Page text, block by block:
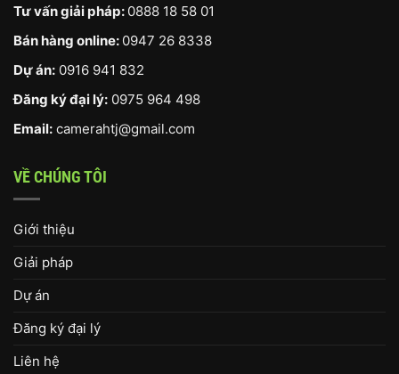
Tư vấn giải pháp: 0888 18 58 01
Bán hàng online: 0947 26 8338
Dự án: 0916 941 832
Đăng ký đại lý: 0975 964 498
Email: camerahtj@gmail.com
VỀ CHÚNG TÔI
Giới thiệu
Giải pháp
Dự án
Đăng ký đại lý
Liên hệ